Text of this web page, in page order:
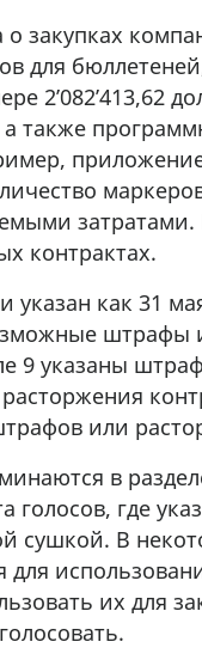
закупках
для
также
затратами.
контрактах.
указан как 31
штрафы
9 указаны
или
в
голосов, где
сушкой. В
для
их для